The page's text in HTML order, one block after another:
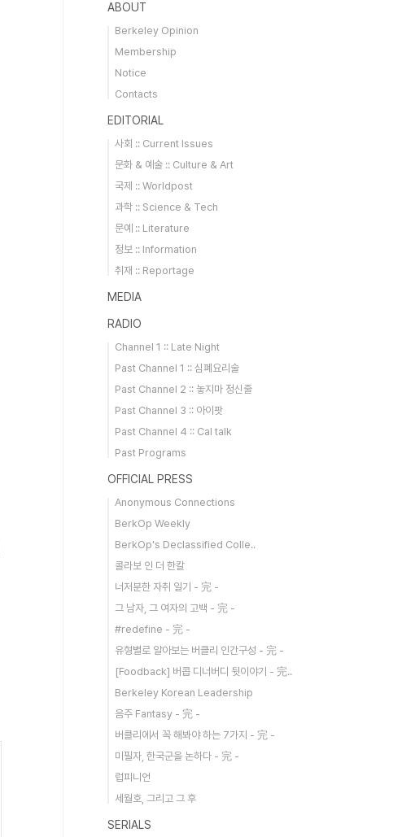
ABOUT
Berkeley Opinion
Membership
Notice
Contacts
EDITORIAL
사회 :: Current Issues
문화 & 예술 :: Culture & Art
국제 :: Worldpost
과학 :: Science & Tech
문예 :: Literature
정보 :: Information
취재 :: Reportage
MEDIA
RADIO
Channel 1 :: Late Night
Past Channel 1 :: 심폐요리술
Past Channel 2 :: 놓지마 정신줄
Past Channel 3 :: 아이팟
Past Channel 4 :: Cal talk
Past Programs
OFFICIAL PRESS
Anonymous Connections
BerkOp Weekly
BerkOp's Declassified Colle..
콜라보 인 더 한칼
너저분한 자취 일기 - 完 -
그 남자, 그 여자의 고백 - 完 -
#redefine - 完 -
유형별로 알아보는 버클리 인간구성 - 完 -
[Foodback] 버콥 디너버디 뒷이야기 - 完..
Berkeley Korean Leadership
음주 Fantasy - 完 -
버클리에서 꼭 해봐야 하는 7가지 - 完 -
미필자, 한국군을 논하다 - 完 -
럽피니언
세월호, 그리고 그 후
SERIALS